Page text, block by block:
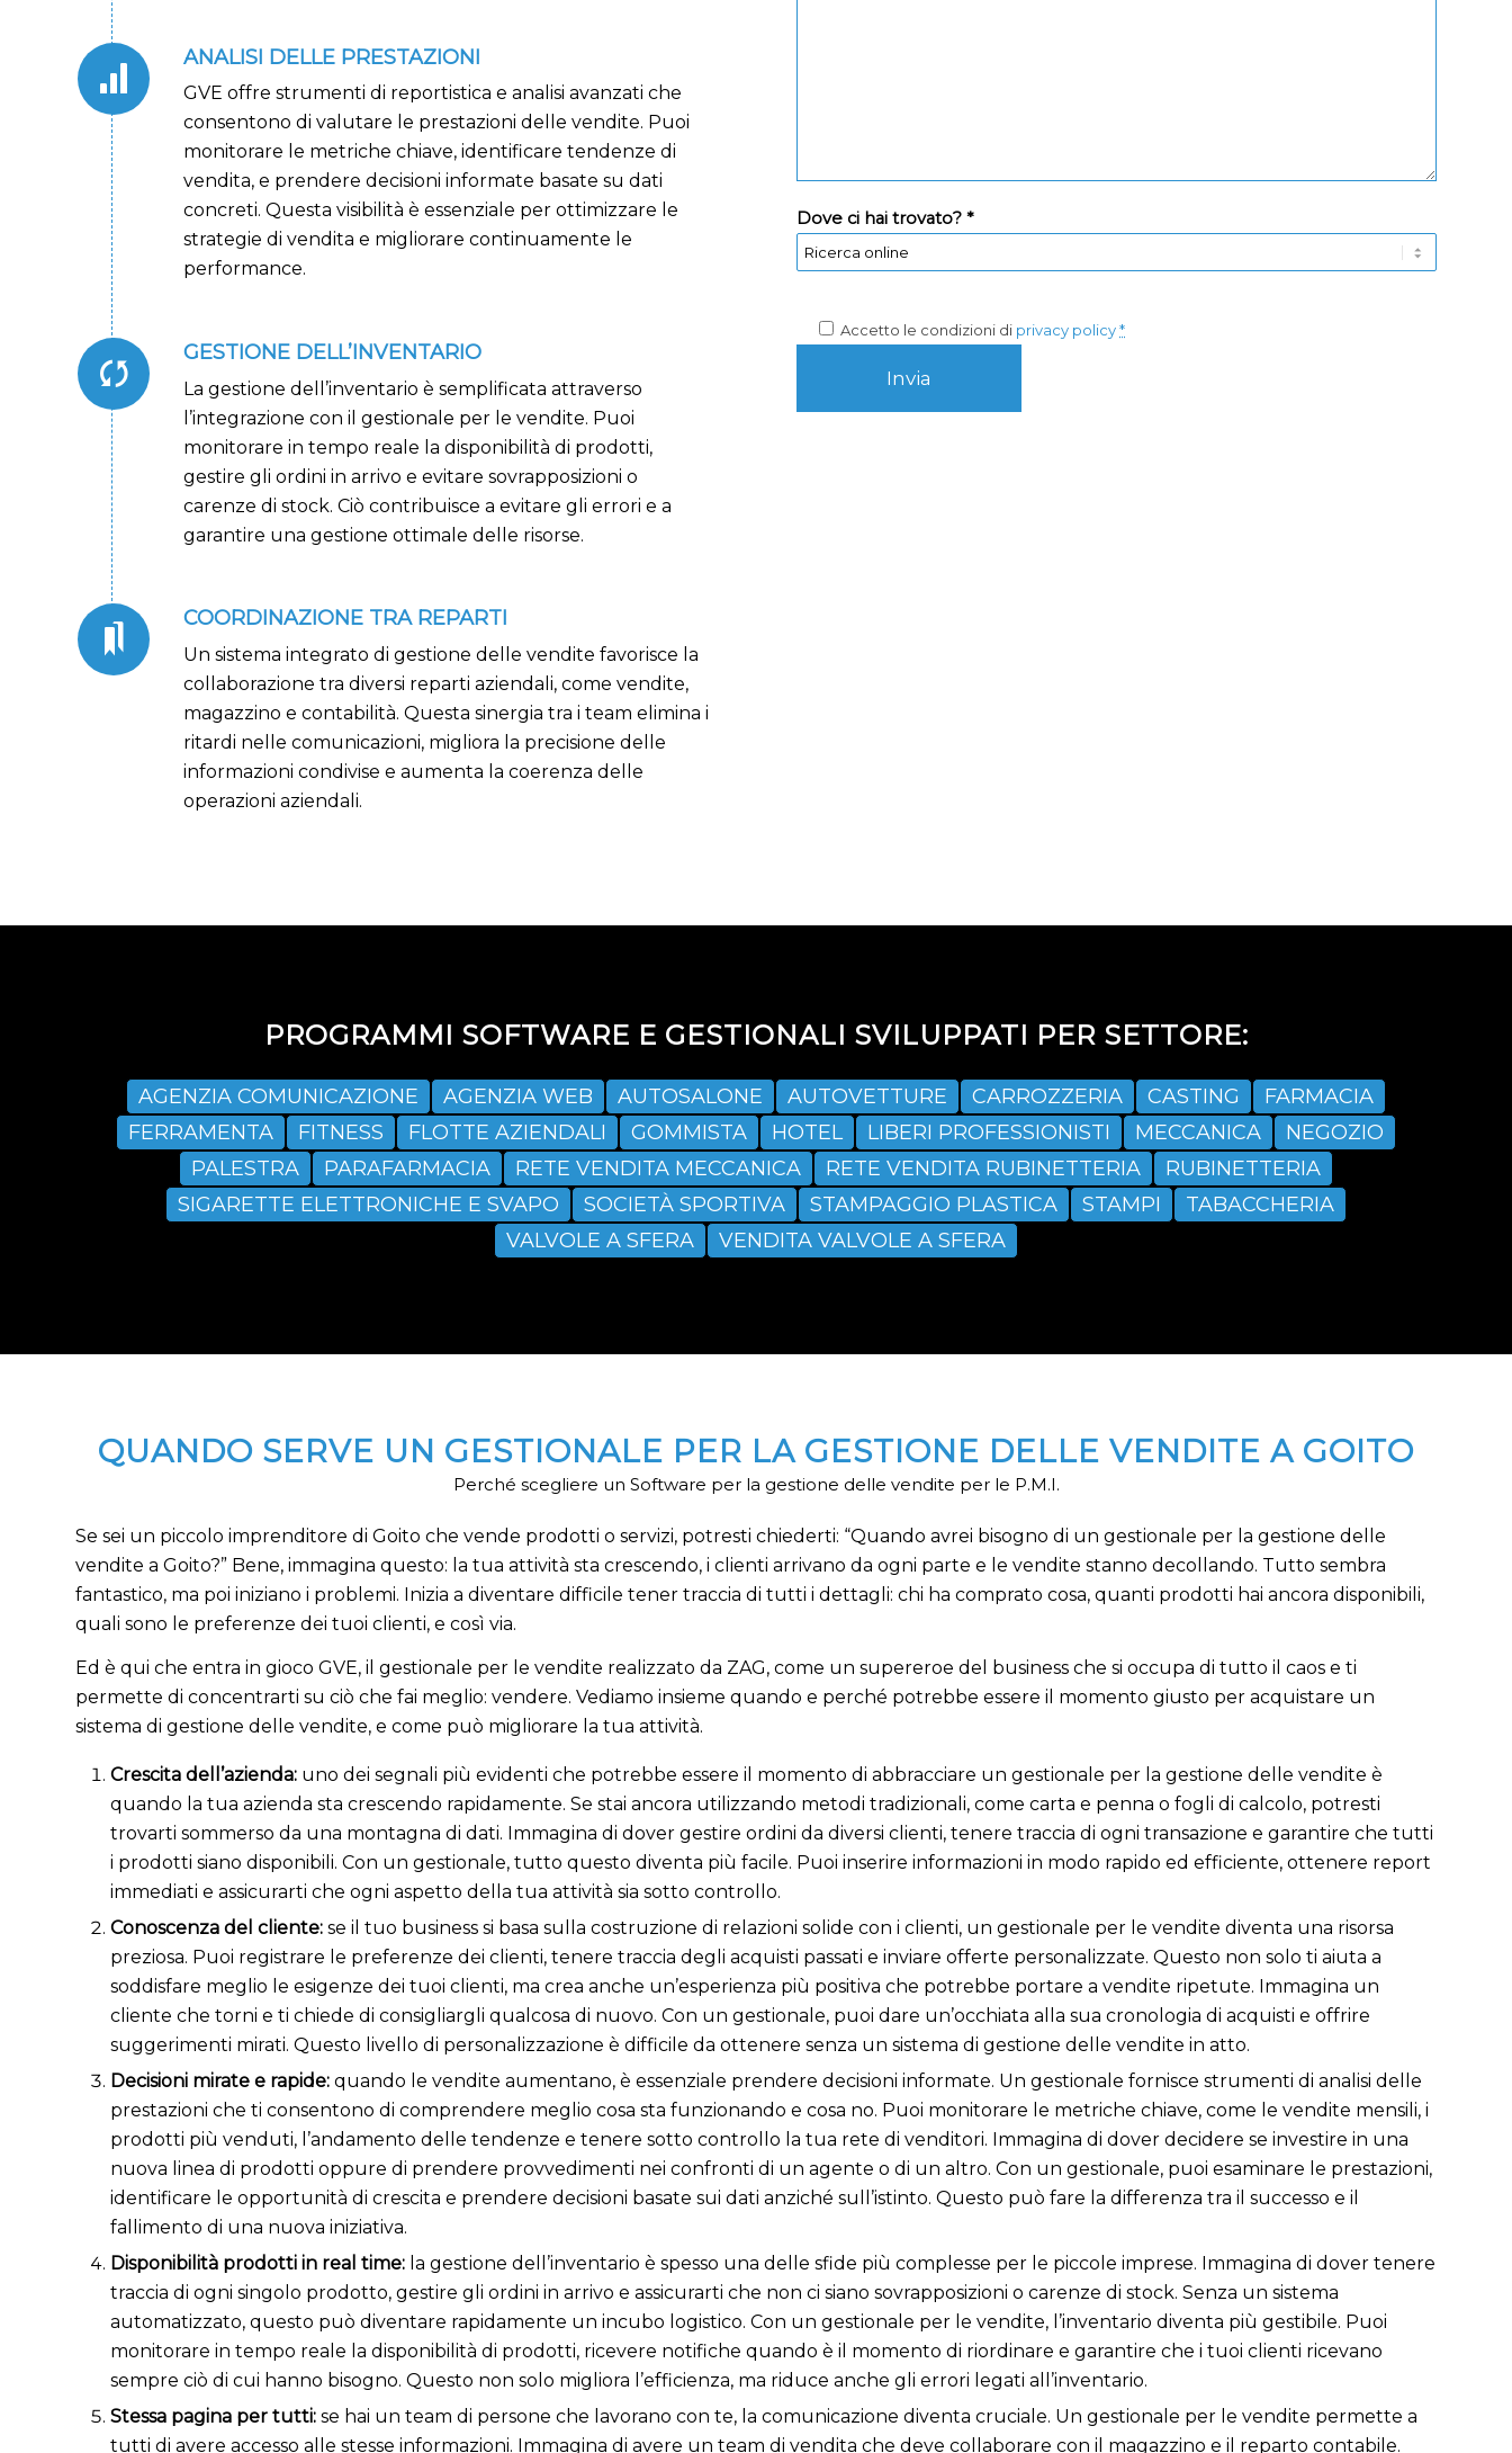
ANALISI DELLE PRESTAZIONI
GVE offre strumenti di reportistica e analisi avanzati che
consentono di valutare le prestazioni delle vendite. Puoi
monitorare le metriche chiave, identificare tendenze di
vendita, e prendere decisioni informate basate su dati
concreti. Questa visibilità è essenziale per ottimizzare le
strategie di vendita e migliorare continuamente le
performance.
GESTIONE DELL’INVENTARIO
La gestione dell’inventario è semplificata attraverso
l’integrazione con il gestionale per le vendite. Puoi
monitorare in tempo reale la disponibilità di prodotti,
gestire gli ordini in arrivo e evitare sovrapposizioni o
carenze di stock. Ciò contribuisce a evitare gli errori e a
garantire una gestione ottimale delle risorse.
COORDINAZIONE TRA REPARTI
Un sistema integrato di gestione delle vendite favorisce la
collaborazione tra diversi reparti aziendali, come vendite,
magazzino e contabilità. Questa sinergia tra i team elimina i
ritardi nelle comunicazioni, migliora la precisione delle
informazioni condivise e aumenta la coerenza delle
operazioni aziendali.
Dove ci hai trovato? *
Accetto le condizioni di privacy policy *
PROGRAMMI SOFTWARE E GESTIONALI SVILUPPATI PER SETTORE:
AGENZIA COMUNICAZIONE AGENZIA WEB AUTOSALONE AUTOVETTURE CARROZZERIA CASTING
FARMACIA
FERRAMENTA
FITNESS FLOTTE AZIENDALI GOMMISTA HOTEL LIBERI PROFESSIONISTI MECCANICA
NEGOZIO
PALESTRA
PARAFARMACIA RETE VENDITA MECCANICA RETE VENDITA RUBINETTERIA
RUBINETTERIA
SIGARETTE ELETTRONICHE E SVAPO
SOCIETÀ SPORTIVA STAMPAGGIO PLASTICA STAMPI
TABACCHERIA
VALVOLE A SFERA
VENDITA VALVOLE A SFERA
QUANDO SERVE UN GESTIONALE PER LA GESTIONE DELLE VENDITE A GOITO
Perché scegliere un Software per la gestione delle vendite per le P.M.I.
Se sei un piccolo imprenditore di Goito che vende prodotti o servizi, potresti chiederti: “Quando avrei bisogno di un gestionale per la gestione delle
vendite a Goito?” Bene, immagina questo: la tua attività sta crescendo, i clienti arrivano da ogni parte e le vendite stanno decollando. Tutto sembra
fantastico, ma poi iniziano i problemi. Inizia a diventare difficile tener traccia di tutti i dettagli: chi ha comprato cosa, quanti prodotti hai ancora disponibili,
quali sono le preferenze dei tuoi clienti, e così via.
Ed è qui che entra in gioco GVE, il gestionale per le vendite realizzato da ZAG, come un supereroe del business che si occupa di tutto il caos e ti
permette di concentrarti su ciò che fai meglio: vendere. Vediamo insieme quando e perché potrebbe essere il momento giusto per acquistare un
sistema di gestione delle vendite, e come può migliorare la tua attività.
Crescita dell’azienda: uno dei segnali più evidenti che potrebbe essere il momento di abbracciare un gestionale per la gestione delle vendite è
quando la tua azienda sta crescendo rapidamente. Se stai ancora utilizzando metodi tradizionali, come carta e penna o fogli di calcolo, potresti
trovarti sommerso da una montagna di dati. Immagina di dover gestire ordini da diversi clienti, tenere traccia di ogni transazione e garantire che tutti
i prodotti siano disponibili. Con un gestionale, tutto questo diventa più facile. Puoi inserire informazioni in modo rapido ed efficiente, ottenere report
immediati e assicurarti che ogni aspetto della tua attività sia sotto controllo.
Conoscenza del cliente: se il tuo business si basa sulla costruzione di relazioni solide con i clienti, un gestionale per le vendite diventa una risorsa
preziosa. Puoi registrare le preferenze dei clienti, tenere traccia degli acquisti passati e inviare offerte personalizzate. Questo non solo ti aiuta a
soddisfare meglio le esigenze dei tuoi clienti, ma crea anche un’esperienza più positiva che potrebbe portare a vendite ripetute. Immagina un
cliente che torni e ti chiede di consigliargli qualcosa di nuovo. Con un gestionale, puoi dare un’occhiata alla sua cronologia di acquisti e offrire
suggerimenti mirati. Questo livello di personalizzazione è difficile da ottenere senza un sistema di gestione delle vendite in atto.
Decisioni mirate e rapide: quando le vendite aumentano, è essenziale prendere decisioni informate. Un gestionale fornisce strumenti di analisi delle
prestazioni che ti consentono di comprendere meglio cosa sta funzionando e cosa no. Puoi monitorare le metriche chiave, come le vendite mensili, i
prodotti più venduti, l’andamento delle tendenze e tenere sotto controllo la tua rete di venditori. Immagina di dover decidere se investire in una
nuova linea di prodotti oppure di prendere provvedimenti nei confronti di un agente o di un altro. Con un gestionale, puoi esaminare le prestazioni,
identificare le opportunità di crescita e prendere decisioni basate sui dati anziché sull’istinto. Questo può fare la differenza tra il successo e il
fallimento di una nuova iniziativa.
Disponibilità prodotti in real time: la gestione dell’inventario è spesso una delle sfide più complesse per le piccole imprese. Immagina di dover tenere
traccia di ogni singolo prodotto, gestire gli ordini in arrivo e assicurarti che non ci siano sovrapposizioni o carenze di stock. Senza un sistema
automatizzato, questo può diventare rapidamente un incubo logistico. Con un gestionale per le vendite, l’inventario diventa più gestibile. Puoi
monitorare in tempo reale la disponibilità di prodotti, ricevere notifiche quando è il momento di riordinare e garantire che i tuoi clienti ricevano
sempre ciò di cui hanno bisogno. Questo non solo migliora l’efficienza, ma riduce anche gli errori legati all’inventario.
Stessa pagina per tutti: se hai un team di persone che lavorano con te, la comunicazione diventa cruciale. Un gestionale per le vendite permette a
tutti di avere accesso alle stesse informazioni. Immagina di avere un team di vendita che deve collaborare con il magazzino e il reparto contabile.